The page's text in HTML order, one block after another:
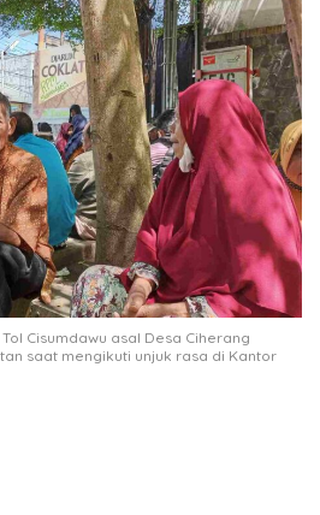
Cisumdawu asal Desa Ciherang
saat mengikuti unjuk rasa di Kantor